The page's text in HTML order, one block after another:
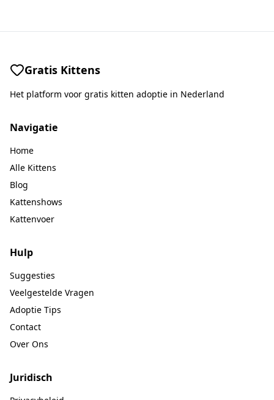
Gratis Kittens
Het platform voor gratis kitten adoptie in Nederland
Navigatie
Home
Alle Kittens
Blog
Kattenshows
Kattenvoer
Hulp
Suggesties
Veelgestelde Vragen
Adoptie Tips
Contact
Over Ons
Juridisch